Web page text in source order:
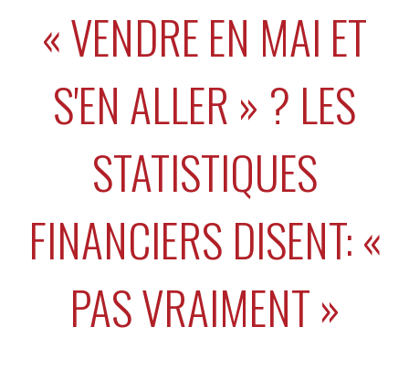
« VENDRE EN MAI ET
S'EN ALLER » ? LES
STATISTIQUES
FINANCIERS DISENT: «
PAS VRAIMENT »